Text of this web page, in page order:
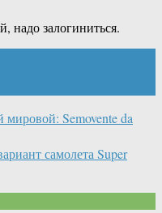
надо залогиниться.
Semovente da
самолета Super